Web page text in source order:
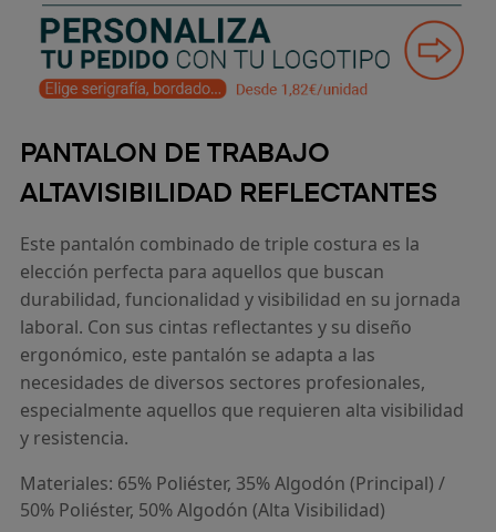
PANTALON DE TRABAJO
ALTAVISIBILIDAD REFLECTANTES
Este pantalón combinado de triple costura es la
elección perfecta para aquellos que buscan
durabilidad, funcionalidad y visibilidad en su jornada
laboral. Con sus cintas reflectantes y su diseño
ergonómico, este pantalón se adapta a las
necesidades de diversos sectores profesionales,
especialmente aquellos que requieren alta visibilidad
y resistencia.
Materiales: 65% Poliéster, 35% Algodón (Principal) /
50% Poliéster, 50% Algodón (Alta Visibilidad)